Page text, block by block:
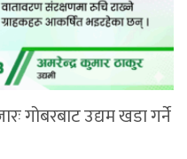
गोबरबाट उद्यम खडा गर्ने